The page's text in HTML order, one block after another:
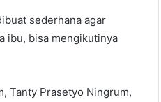
sederhana agar
ibu, bisa mengikutinya
Tanty Prasetyo Ningrum,